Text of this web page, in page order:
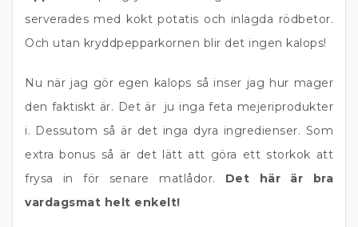
serverades med kokt potatis och inlagda rödbetor.
Och utan kryddpepparkornen blir det ingen kalops!
Nu när jag gör egen kalops så inser jag hur mager
den faktiskt är. Det är ju inga feta mejeriprodukter
i. Dessutom så är det inga dyra ingredienser. Som
extra bonus så är det lätt att göra ett storkok att
frysa in för senare matlådor. Det här är bra
vardagsmat helt enkelt!